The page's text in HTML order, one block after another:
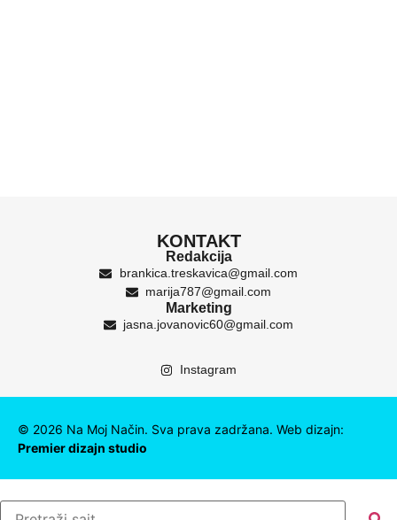
KONTAKT
Redakcija
brankica.treskavica@gmail.com
marija787@gmail.com
Marketing
jasna.jovanovic60@gmail.com
Instagram
© 2026 Na Moj Način. Sva prava zadržana. Web dizajn:
Premier dizajn studio